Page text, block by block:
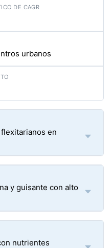
urbanos
en
y guisante con alto
nutrientes